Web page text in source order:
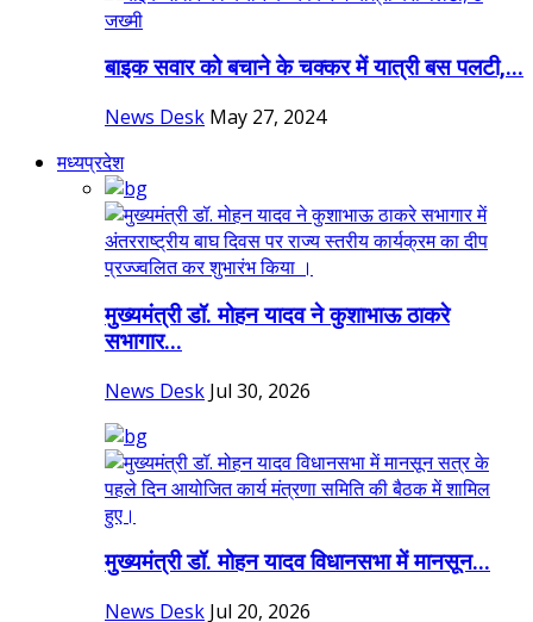
बाइक सवार को बचाने के चक्कर में यात्री बस पलटी,...
News Desk May 27, 2024
मध्यप्रदेश
मुख्यमंत्री डॉ. मोहन यादव ने कुशाभाऊ ठाकरे
सभागार...
News Desk Jul 30, 2026
मुख्यमंत्री डॉ. मोहन यादव विधानसभा में मानसून...
News Desk Jul 20, 2026